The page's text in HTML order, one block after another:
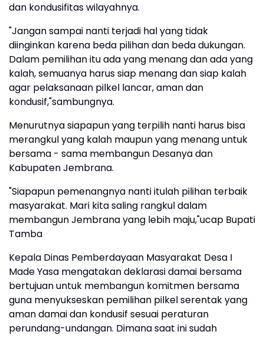
dan kondusifitas wilayahnya.
"Jangan sampai nanti terjadi hal yang tidak
diinginkan karena beda pilihan dan beda dukungan.
Dalam pemilihan itu ada yang menang dan ada yang
kalah, semuanya harus siap menang dan siap kalah
agar pelaksanaan pilkel lancar, aman dan
kondusif,"sambungnya.
Menurutnya siapapun yang terpilih nanti harus bisa
merangkul yang kalah maupun yang menang untuk
bersama - sama membangun Desanya dan
Kabupaten Jembrana.
"Siapapun pemenangnya nanti itulah pilihan terbaik
masyarakat. Mari kita saling rangkul dalam
membangun Jembrana yang lebih maju,"ucap Bupati
Tamba
Kepala Dinas Pemberdayaan Masyarakat Desa I
Made Yasa mengatakan deklarasi damai bersama
bertujuan untuk membangun komitmen bersama
guna menyukseskan pemilihan pilkel serentak yang
aman damai dan kondusif sesuai peraturan
perundang-undangan. Dimana saat ini sudah